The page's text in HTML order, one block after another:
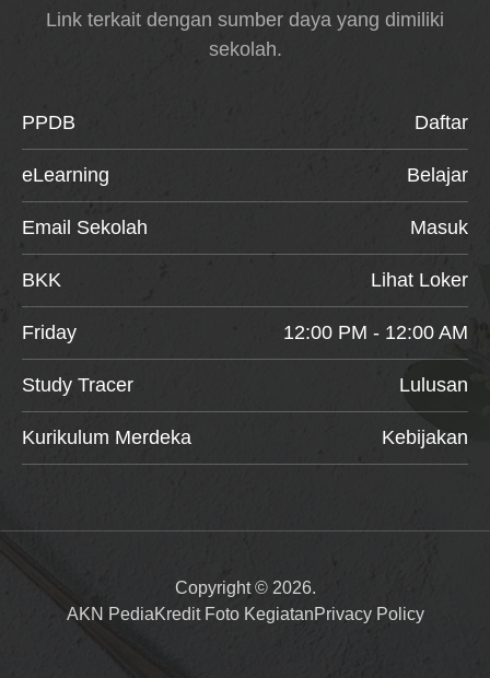
Link terkait dengan sumber daya yang dimiliki
sekolah.
PPDB Daftar
eLearning Belajar
Email Sekolah Masuk
BKK Lihat Loker
Friday 12:00 PM - 12:00 AM
Study Tracer Lulusan
Kurikulum Merdeka Kebijakan
Copyright © 2026.
AKN PediaKredit Foto KegiatanPrivacy Policy